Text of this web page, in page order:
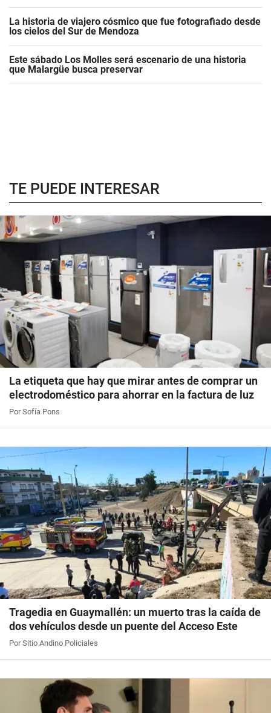
La historia de viajero cósmico que fue fotografiado desde
los cielos del Sur de Mendoza
Este sábado Los Molles será escenario de una historia
que Malargüe busca preservar
TE PUEDE INTERESAR
La etiqueta que hay que mirar antes de comprar un
electrodoméstico para ahorrar en la factura de luz
Por Sofía Pons
Tragedia en Guaymallén: un muerto tras la caída de
dos vehículos desde un puente del Acceso Este
Por Sitio Andino Policiales